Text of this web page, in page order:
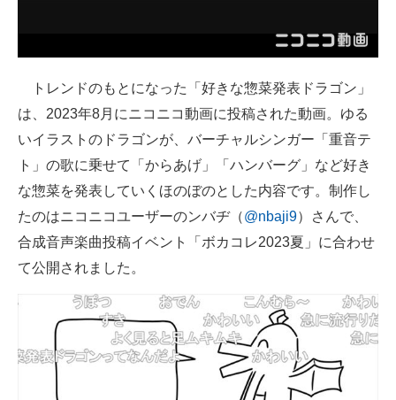
モノづくり技術者専門サイト
電子設計の基本と応用
建設×テクノロジーの最前線
ちょっと気になるネットの話題
トレンドのもとになった「好きな惣菜発表ドラゴン」
は、2023年8月にニコニコ動画に投稿された動画。ゆる
いイラストのドラゴンが、バーチャルシンガー「重音テ
ト」の歌に乗せて「からあげ」「ハンバーグ」など好き
な惣菜を発表していくほのぼのとした内容です。制作し
たのはニコニコユーザーのンバヂ（@nbaji9）さんで、
合成音声楽曲投稿イベント「ボカコレ2023夏」に合わせ
て公開されました。